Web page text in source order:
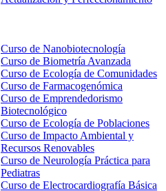
Curso de Nanobiotecnología
Curso de Biometría Avanzada
Curso de Ecología de Comunidades
Curso de Farmacogenómica
Curso de Emprendedorismo
Biotecnológico
Curso de Ecología de Poblaciones
Curso de Impacto Ambiental y
Recursos Renovables
Curso de Neurología Práctica para
Pediatras
Curso de Electrocardiografía Básica